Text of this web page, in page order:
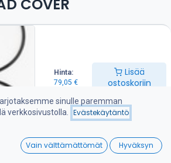
Hinta:
79,05 €
Lisää
ostoskoriin
Wishlist
COVER
huolto-ohjeen mukaan
Lisää ostoskoriin
sinulle paremman
verkkosivustolla.
Evästekäytäntö
Vain välttämättömät Hyväksyn